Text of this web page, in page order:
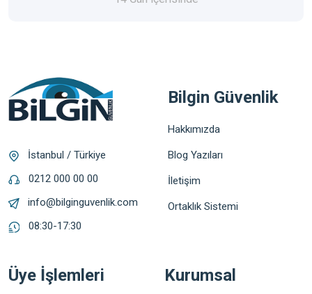
İstanbul / Türkiye
0212 000 00 00
info@bilginguvenlik.com
08:30-17:30
Bilgin Güvenlik
Hakkımızda
Blog Yazıları
İletişim
Ortaklık Sistemi
Üye İşlemleri Kurumsal